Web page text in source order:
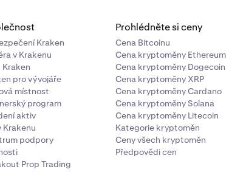
Kraken
v Krakenu
Kraken
pro vývojáře
místnost
program
aktiv
Krakenu
podpory
Prop Trading
Prohlédněte si ceny
Cena Bitcoinu
Cena kryptoměny Ethereum
Cena kryptoměny Dogecoin
Cena kryptoměny XRP
Cena kryptoměny Cardano
Cena kryptoměny Solana
Cena kryptoměny Litecoin
Kategorie kryptoměn
Ceny všech kryptoměn
Předpovědi cen